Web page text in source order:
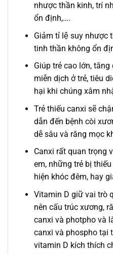
nhược thần kinh, trí
ổn định,….
Giảm tỉ lệ suy nhược
tinh thần không ổn
Giúp trẻ cao lớn,
miễn dịch ở trẻ, tiêu
hại khi chúng xâm
Trẻ thiếu canxi sẽ
dẫn đến bệnh còi
dễ sâu và răng mọc
Canxi rất quan trọng
em, những trẻ bị
hiện khóc đêm, hay
Vitamin D giữ vai trò
nên cấu trúc xương,
canxi và photpho và
canxi và phospho tại
vitamin D kích thích